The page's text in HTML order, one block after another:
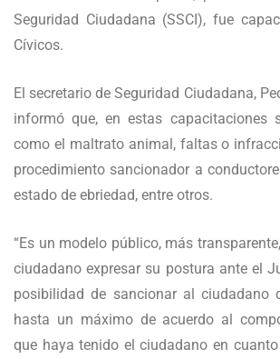
Seguridad Ciudadana (SSCI), fue
Cívicos.
El secretario de Seguridad Ciudadana,
informó que, en estas capacitaciones
como el maltrato animal, faltas o
procedimiento sancionador a
estado de ebriedad, entre otros.
“Es un modelo público, más
ciudadano expresar su postura ante el
posibilidad de sancionar al ciudadano
hasta un máximo de acuerdo al
que haya tenido el ciudadano en